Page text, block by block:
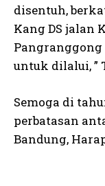
disentuh,
Kang DS jalan
untuk dilalui, ”
Semoga di
perbatasan
Bandung,